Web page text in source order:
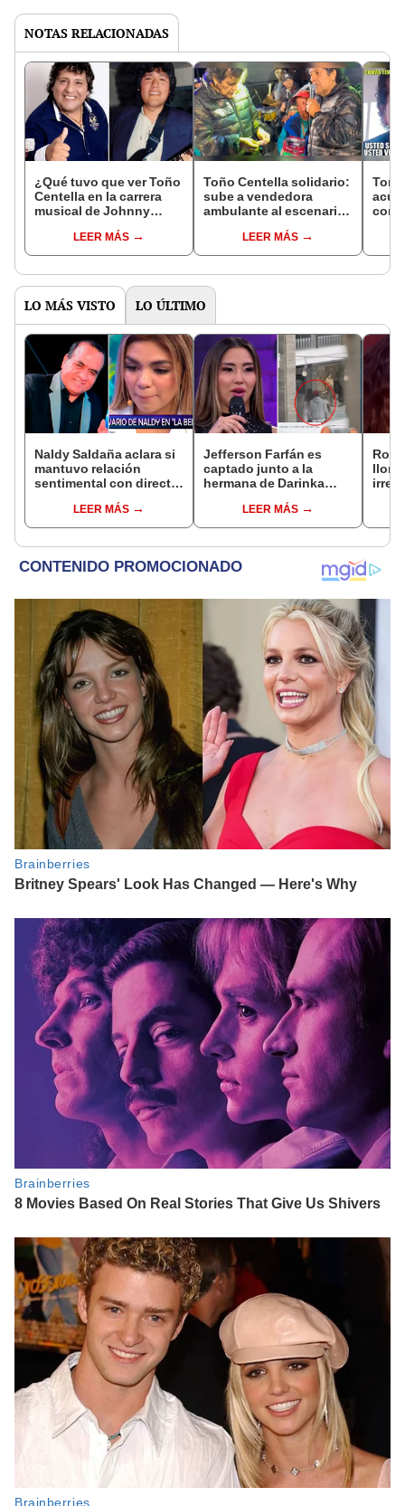
NOTAS RELACIONADAS
¿Qué tuvo que ver Toño
Centella en la carrera
musical de Johnny
LEER MÁS
Toño Centella solidario:
sube a vendedora
ambulante al escenario
productosLEER MÁS
con
LO MÁS VISTO LO ÚLTIMO
Naldy Saldaña aclara si
mantuvo relación
sentimental con director
denunciarlo por
tocamientos: “Me
LEER MÁS
Jefferson Farfán es
captado junto a la
hermana de Darinka
Kanashiro trabajaba: “Él
tiene sus…”
LEER MÁS
llora
paz,